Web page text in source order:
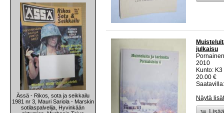
Ässä - Rikos, sota ja seikkailu
1981 nr 3, Mauri Sariola - Marskin
sotilaspalvelija, Hyvinkään
julkaisu
2010
Kunto:
20.00 €
Näytä